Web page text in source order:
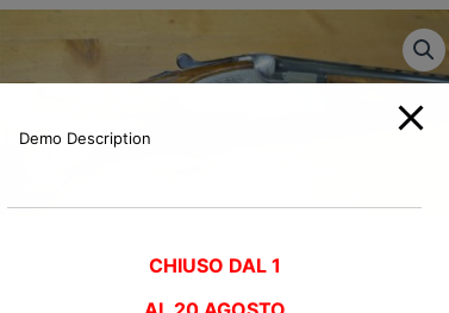
Demo Description
CHIUSO DAL 1